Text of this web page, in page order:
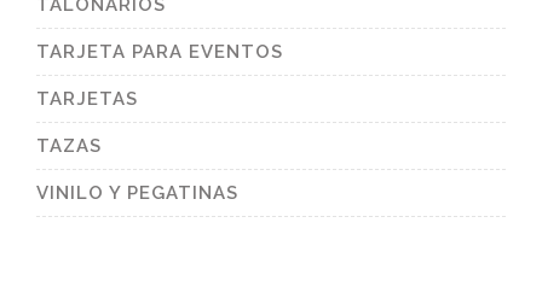
TALONARIOS
TARJETA PARA EVENTOS
TARJETAS
TAZAS
VINILO Y PEGATINAS